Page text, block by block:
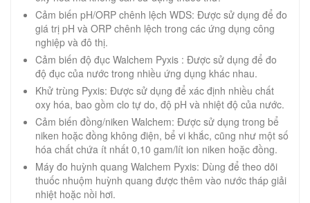
Cảm biến pH/ORP chênh lệch WDS: Được sử dụng để đo
giá trị pH và ORP chênh lệch trong các ứng dụng công
nghiệp và đô thị.
Cảm biến độ đục Walchem Pyxis : Được sử dụng để đo
độ đục của nước trong nhiều ứng dụng khác nhau.
Khử trùng Pyxis: Được sử dụng để xác định nhiều chất
oxy hóa, bao gồm clo tự do, độ pH và nhiệt độ của nước.
Cảm biến đồng/niken Walchem: Được sử dụng trong bể
niken hoặc đồng không điện, bể vi khắc, cũng như một số
hóa chất chứa ít nhất 0,10 gam/lít ion niken hoặc đồng.
Máy đo huỳnh quang Walchem Pyxis: Dùng để theo dõi
thuốc nhuộm huỳnh quang được thêm vào nước tháp giải
nhiệt hoặc nồi hơi.